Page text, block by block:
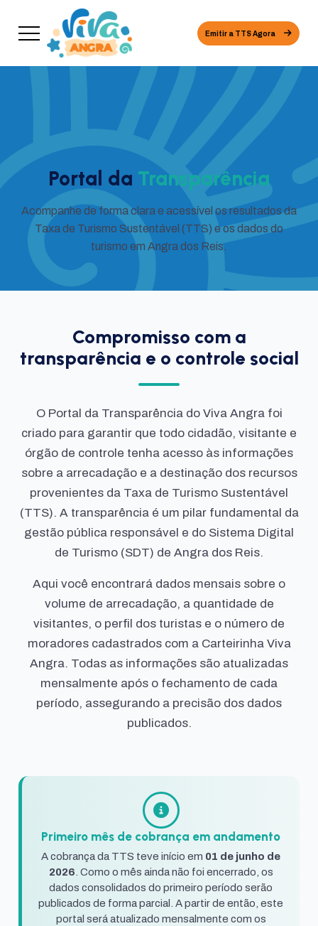
Emitir a TTS Agora
Portal da Transparência
Acompanhe de forma clara e acessível os resultados da
Taxa de Turismo Sustentável (TTS) e os dados do
turismo em Angra dos Reis.
Compromisso com a
transparência e o controle social
O Portal da Transparência do Viva Angra foi
criado para garantir que todo cidadão, visitante e
órgão de controle tenha acesso às informações
sobre a arrecadação e a destinação dos recursos
provenientes da Taxa de Turismo Sustentável
(TTS). A transparência é um pilar fundamental da
gestão pública responsável e do Sistema Digital
de Turismo (SDT) de Angra dos Reis.
Aqui você encontrará dados mensais sobre o
volume de arrecadação, a quantidade de
visitantes, o perfil dos turistas e o número de
moradores cadastrados com a Carteirinha Viva
Angra. Todas as informações são atualizadas
mensalmente após o fechamento de cada
período, assegurando a precisão dos dados
publicados.
Primeiro mês de cobrança em andamento
A cobrança da TTS teve início em 01 de junho de
2026. Como o mês ainda não foi encerrado, os
dados consolidados do primeiro período serão
publicados de forma parcial. A partir de então, este
portal será atualizado mensalmente com os